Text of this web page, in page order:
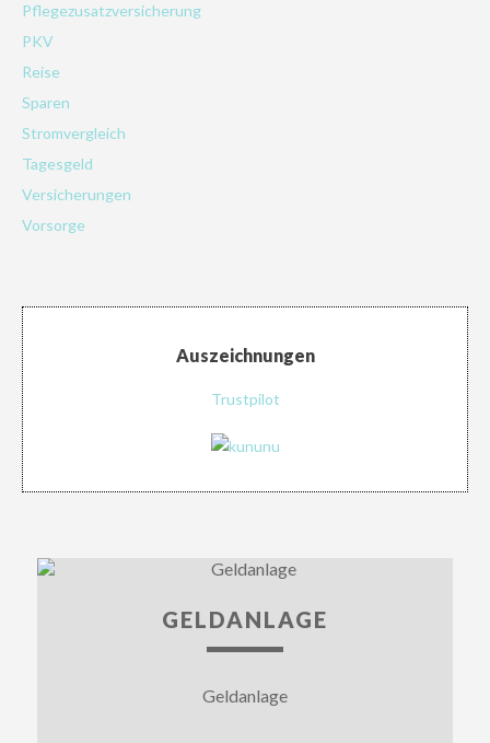
Pflegezusatzversicherung
PKV
Reise
Sparen
Stromvergleich
Tagesgeld
Versicherungen
Vorsorge
Auszeichnungen
Trustpilot
GELDANLAGE
Geldanlage